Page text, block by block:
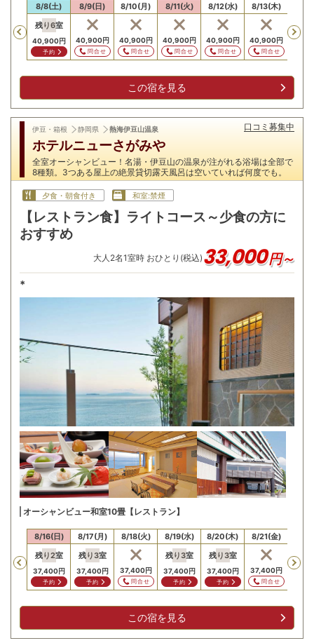
Previous
8/8(土)
残り6室
40,900円
予約
8/9(日)
40,900円
問合せ
8/10(月)
40,900円
問合せ
8/11(火)
40,900円
問合せ
8/12(水)
40,900円
問合せ
8/13(木)
40,900円
問合せ
この宿を見る
伊豆・箱根 静岡県 熱海伊豆山温泉 口コミ募集中
ホテルニューさがみや
全室オーシャンビュー！名湯・伊豆山の温泉が注がれる浴場は全部で
8種類。3つある屋上の絶景貸切露天風呂は空いていれば何度でも。
夕食・朝食付き 和室:禁煙
【レストラン食】ライトコース～少食の方に
おすすめ
大人 2名1室時 おひとり(税込) 33,000円～
*
オーシャンビュー和室10畳【レストラン】
Previous
8/16(日)
残り2室
37,400円
予約
8/17(月)
残り3室
37,400円
予約
8/18(火)
37,400円
問合せ
8/19(水)
残り3室
37,400円
予約
8/20(木)
残り3室
37,400円
予約
8/21(金)
37,400円
問合せ
この宿を見る